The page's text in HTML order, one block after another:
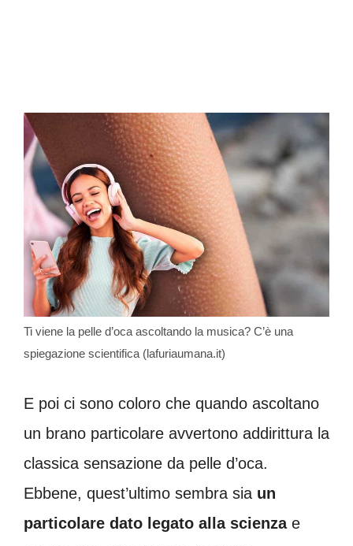
Ti viene la pelle d’oca ascoltando la musica? C’è una
spiegazione scientifica (lafuriaumana.it)
E poi ci sono coloro che quando ascoltano
un brano particolare avvertono addirittura la
classica sensazione da pelle d’oca.
Ebbene, quest’ultimo sembra sia un
particolare dato legato alla scienza e